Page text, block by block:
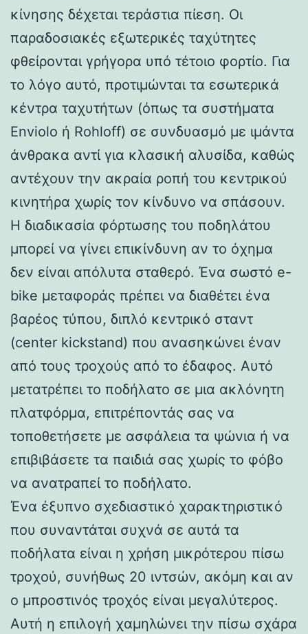
κίνησης δέχεται τεράστια πίεση. Οι
παραδοσιακές εξωτερικές ταχύτητες
φθείρονται γρήγορα υπό τέτοιο φορτίο. Για
το λόγο αυτό, προτιμώνται τα εσωτερικά
κέντρα ταχυτήτων (όπως τα συστήματα
Enviolo ή Rohloff) σε συνδυασμό με ιμάντα
άνθρακα αντί για κλασική αλυσίδα, καθώς
αντέχουν την ακραία ροπή του κεντρικού
κινητήρα χωρίς τον κίνδυνο να σπάσουν.
Η διαδικασία φόρτωσης του ποδηλάτου
μπορεί να γίνει επικίνδυνη αν το όχημα
δεν είναι απόλυτα σταθερό. Ένα σωστό e-
bike μεταφοράς πρέπει να διαθέτει ένα
βαρέος τύπου, διπλό κεντρικό σταντ
(center kickstand) που ανασηκώνει έναν
από τους τροχούς από το έδαφος. Αυτό
μετατρέπει το ποδήλατο σε μια ακλόνητη
πλατφόρμα, επιτρέποντάς σας να
τοποθετήσετε με ασφάλεια τα ψώνια ή να
επιβιβάσετε τα παιδιά σας χωρίς το φόβο
να ανατραπεί το ποδήλατο.
Ένα έξυπνο σχεδιαστικό χαρακτηριστικό
που συναντάται συχνά σε αυτά τα
ποδήλατα είναι η χρήση μικρότερου πίσω
τροχού, συνήθως 20 ιντσών, ακόμη και αν
ο μπροστινός τροχός είναι μεγαλύτερος.
Αυτή η επιλογή χαμηλώνει την πίσω σχάρα